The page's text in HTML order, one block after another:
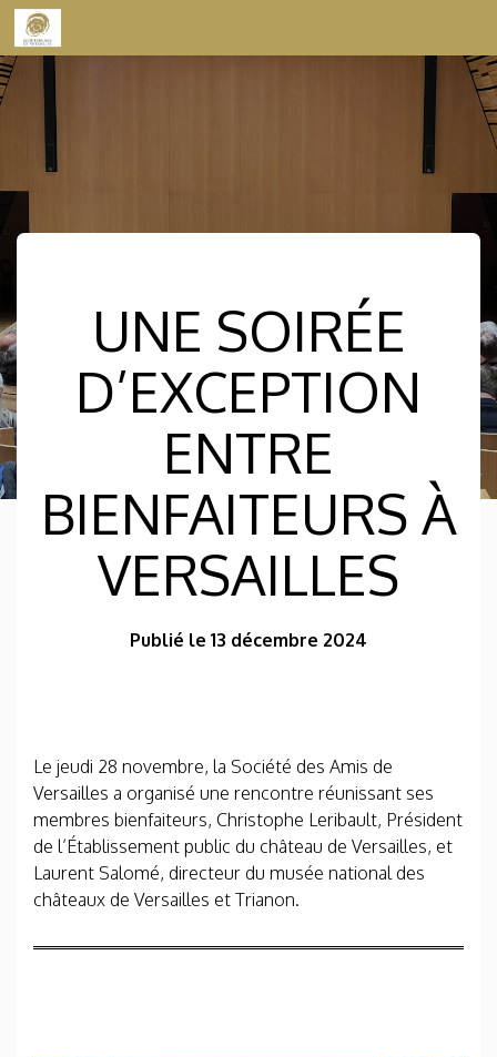
Skip to content
UNE SOIRÉE
D’EXCEPTION
ENTRE
BIENFAITEURS À
VERSAILLES
Publié le 13 décembre 2024
Le jeudi 28 novembre, la Société des Amis de
Versailles a organisé une rencontre réunissant ses
membres bienfaiteurs, Christophe Leribault, Président
de l’Établissement public du château de Versailles, et
Laurent Salomé, directeur du musée national des
châteaux de Versailles et Trianon.